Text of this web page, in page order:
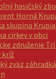
hasičský
Horná
skupina
cirkev v obci
združenie Tri
kríž
zväz